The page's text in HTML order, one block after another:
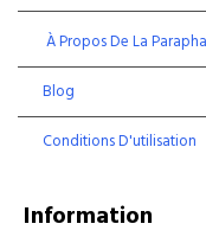
À Propos De La
Blog
Conditions D'utilisation
Information